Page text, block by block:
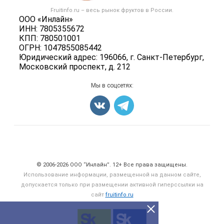
Fruitinfo.ru – весь рынок фруктов в России.
ООО «Инлайн»
ИНН: 7805355672
КПП: 780501001
ОГРН: 1047855085442
Юридический адрес: 196066, г. Санкт-Петербург,
Московский проспект, д. 212
Политика обработки персональных данных
Фрукты
Грибы
Оборудование
Карта объявлений
Мы в соцсетях:
© 2006‑2026 ООО “Инлайн”. 12+ Все права защищены.
Использование информации, размещенной на данном сайте,
допускается только при размещении активной гиперссылки на
сайт fruitinfo.ru